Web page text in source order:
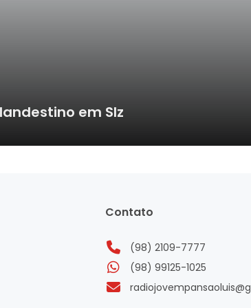
em Slz
Contato
(98) 2109-7777
(98) 99125-1025